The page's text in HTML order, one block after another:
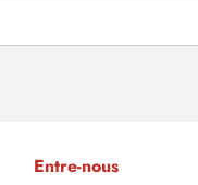
Entre-nous